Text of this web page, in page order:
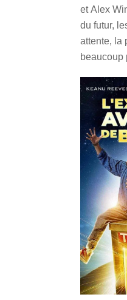
et Alex
du futur,
attente, la
beaucoup